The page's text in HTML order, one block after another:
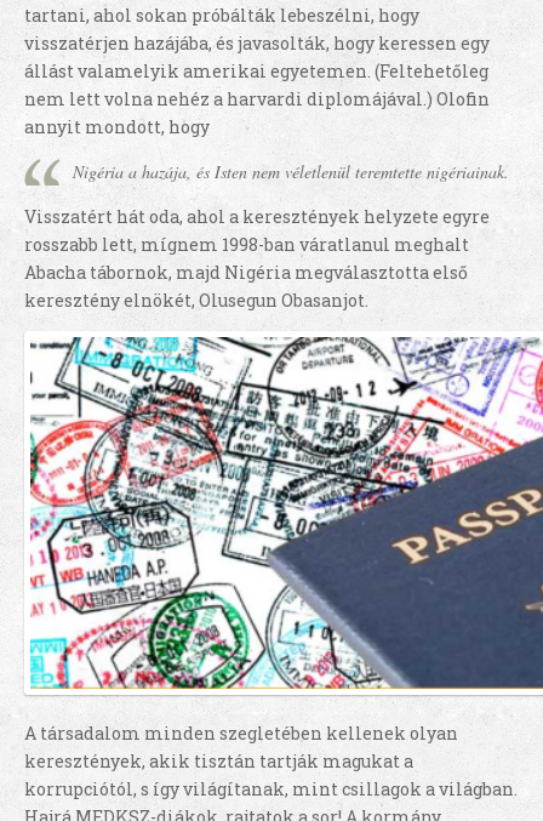
tartani, ahol sokan próbálták lebeszélni, hogy
visszatérjen hazájába, és javasolták, hogy keressen egy
állást valamelyik amerikai egyetemen. (Feltehetőleg
nem lett volna nehéz a harvardi diplomájával.) Olofin
annyit mondott, hogy
Nigéria a hazája, és Isten nem véletlenül teremtette nigériainak.
Visszatért hát oda, ahol a keresztények helyzete egyre
rosszabb lett, mígnem 1998-ban váratlanul meghalt
Abacha tábornok, majd Nigéria megválasztotta első
keresztény elnökét, Olusegun Obasanjot.
A társadalom minden szegletében kellenek olyan
keresztények, akik tisztán tartják magukat a
korrupciótól, s így világítanak, mint csillagok a világban.